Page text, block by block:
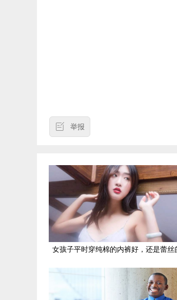
举报
女孩子平时穿纯棉的内裤好，还是蕾丝